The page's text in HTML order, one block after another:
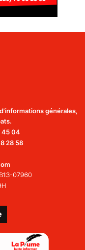
générales,
45 04
28 58
07960